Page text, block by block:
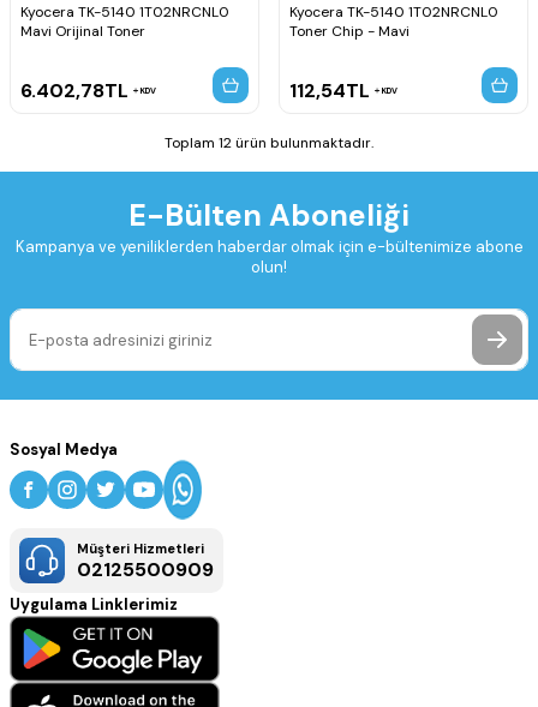
Kyocera TK-5140 1T02NRCNL0
Mavi Orijinal Toner
6.402,78TL KDV
Kyocera TK-5140 1T02NRCNL0
Toner Chip - Mavi
112,54TL KDV
Toplam 12 ürün bulunmaktadır.
E-Bülten Aboneliği
Kampanya ve yeniliklerden haberdar olmak için e-bültenimize abone
olun!
Sosyal Medya
Müşteri Hizmetleri
02125500909
Uygulama Linklerimiz